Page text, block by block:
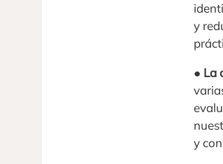
y
● La
y